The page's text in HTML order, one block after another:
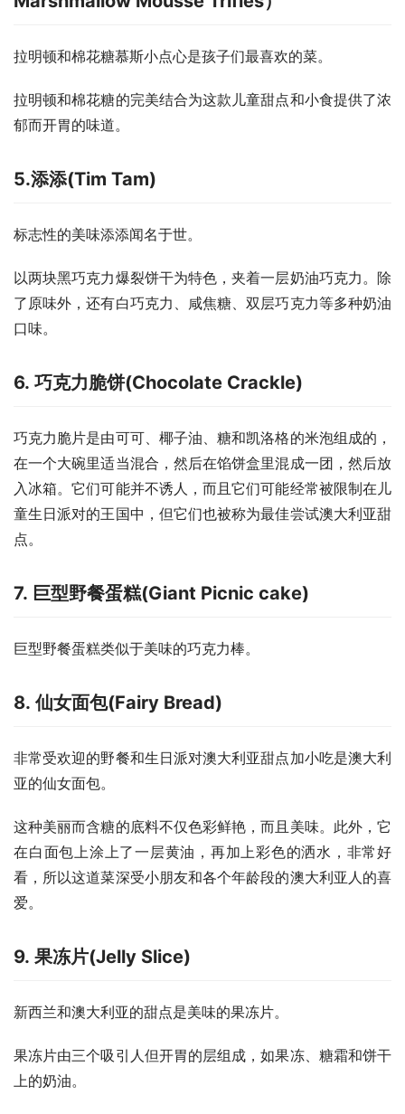
拉明顿和棉花糖慕斯小点心是孩子们最喜欢的菜。
拉明顿和棉花糖的完美结合为这款儿童甜点和小食提供了浓
郁而开胃的味道。
5.添添(Tim Tam)
标志性的美味添添闻名于世。
以两块黑巧克力爆裂饼干为特色，夹着一层奶油巧克力。除
了原味外，还有白巧克力、咸焦糖、双层巧克力等多种奶油
口味。
6. 巧克力脆饼(Chocolate Crackle)
巧克力脆片是由可可、椰子油、糖和凯洛格的米泡组成的，
在一个大碗里适当混合，然后在馅饼盒里混成一团，然后放
入冰箱。它们可能并不诱人，而且它们可能经常被限制在儿
童生日派对的王国中，但它们也被称为最佳尝试澳大利亚甜
点。
7. 巨型野餐蛋糕(Giant Picnic cake)
巨型野餐蛋糕类似于美味的巧克力棒。
8. 仙女面包(Fairy Bread)
非常受欢迎的野餐和生日派对澳大利亚甜点加小吃是澳大利
亚的仙女面包。
这种美丽而含糖的底料不仅色彩鲜艳，而且美味。此外，它
在白面包上涂上了一层黄油，再加上彩色的洒水，非常好
看，所以这道菜深受小朋友和各个年龄段的澳大利亚人的喜
爱。
9. 果冻片(Jelly Slice)
新西兰和澳大利亚的甜点是美味的果冻片。
果冻片由三个吸引人但开胃的层组成，如果冻、糖霜和饼干
上的奶油。